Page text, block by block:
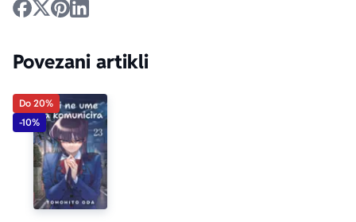
Povezani artikli
Do 20%
-10%